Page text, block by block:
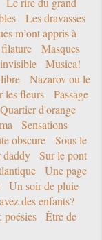
Les dravasses
m’ont appris à
Masques
Musica!
Nazarov ou le
les fleurs
Passage
Quartier d'orange
Sensations
obscure
Sous le
daddy
Sur le pont
Une page
Un soir de pluie
des enfants?
poésies
Être de